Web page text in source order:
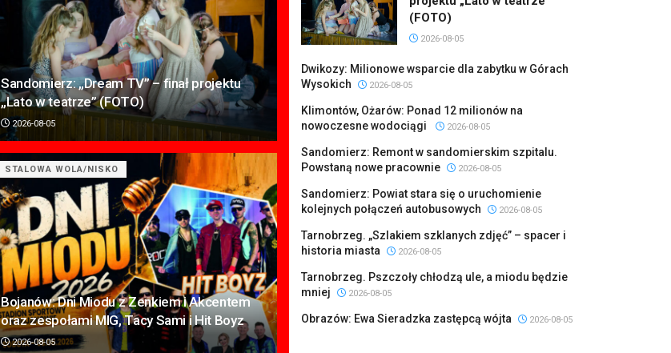
Sandomierz: „Dream TV” – finał projektu
„Lato w teatrze” (FOTO)
2026-08-05
STALOWA WOLA/NISKO
Bojanów: Dni Miodu z Zenkiem i Akcentem
oraz zespołami MIG, Tacy Sami i Hit Boyz
2026-08-05
(FOTO)
2026-08-05
Dwikozy: Milionowe wsparcie dla zabytku w Górach
Wysokich
2026-08-05
Klimontów, Ożarów: Ponad 12 milionów na
nowoczesne wodociągi
2026-08-05
Sandomierz: Remont w sandomierskim szpitalu.
Powstaną nowe pracownie
2026-08-05
Sandomierz: Powiat stara się o uruchomienie
kolejnych połączeń autobusowych
2026-08-05
Tarnobrzeg. „Szlakiem szklanych zdjęć” – spacer i
historia miasta
2026-08-05
Tarnobrzeg. Pszczoły chłodzą ule, a miodu będzie
mniej
2026-08-05
Obrazów: Ewa Sieradzka zastępcą wójta 2026-08-05